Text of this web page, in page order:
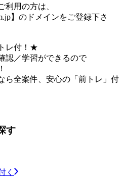
用の方は、
】のドメインをご登録下さ
レ付！★
認／学習ができるので
ら全案件、安心の「前トレ」付
す
く